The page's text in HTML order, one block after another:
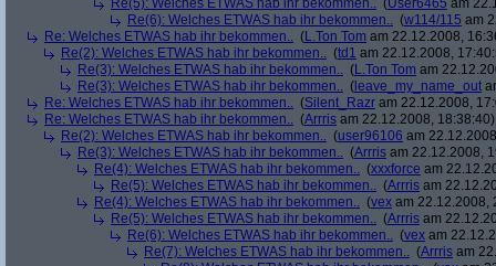
Re(5): Welches ETWAS hab ihr bekommen.. (User6465 am
Re(6): Welches ETWAS hab ihr bekommen.. (w114/115 am
Re: Welches ETWAS hab ihr bekommen.. (L.Ton Tom am 22.12.2008,
Re(2): Welches ETWAS hab ihr bekommen.. (td1 am 22.12.2008,
Re(3): Welches ETWAS hab ihr bekommen.. (L.Ton Tom am
Re(3): Welches ETWAS hab ihr bekommen.. ( leave_my_name_out
Re: Welches ETWAS hab ihr bekommen.. (Silent_Razr am 22.12.2008,
Re: Welches ETWAS hab ihr bekommen.. (Arrris am 22.12.2008, 18:38:40)
Re(2): Welches ETWAS hab ihr bekommen.. (user96106 am
Re(3): Welches ETWAS hab ihr bekommen.. (Arrris am 22.12.2008,
Re(4): Welches ETWAS hab ihr bekommen.. (xxxforce am
Re(5): Welches ETWAS hab ihr bekommen.. (Arrris am
Re(4): Welches ETWAS hab ihr bekommen.. (vex am 22.12.2008,
Re(5): Welches ETWAS hab ihr bekommen.. (Arrris am
Re(6): Welches ETWAS hab ihr bekommen.. (vex am
Re(7): Welches ETWAS hab ihr bekommen.. (Arrris am